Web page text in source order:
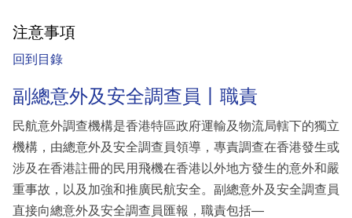
注意事項
回到目錄
副總意外及安全調查員丨職責
民航意外調查機構是香港特區政府運輸及物流局轄下的獨立
機構，由總意外及安全調查員領導，專責調查在香港發生或
涉及在香港註冊的民用飛機在香港以外地方發生的意外和嚴
重事故，以及加強和推廣民航安全。副總意外及安全調查員
直接向總意外及安全調查員匯報，職責包括—